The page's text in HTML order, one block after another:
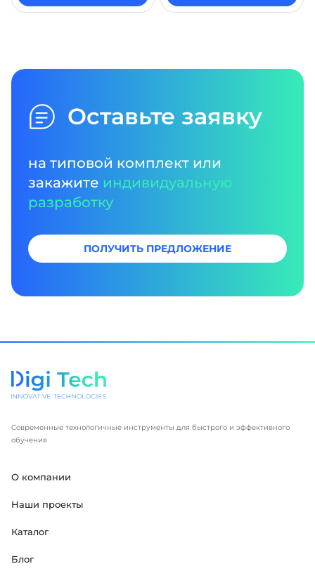
Оставьте заявку
на типовой комплект или
закажите индивидуальную
разработку
ПОЛУЧИТЬ ПРЕДЛОЖЕНИЕ
Современные технологичные инструменты для быстрого и эффективного
обучения
О компании
Наши проекты
Каталог
Блог